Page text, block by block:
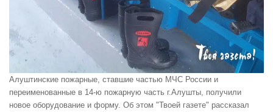
Алуштинские пожарные, ставшие частью МЧС России и
переименованные в 14-ю пожарную часть г.Алушты, получили
новое оборудование и форму. Об этом "Твоей газете" рассказал